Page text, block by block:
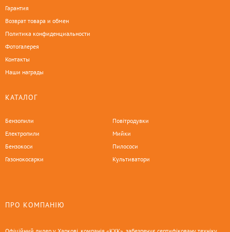
Гарантия
Возврат товара и обмен
Политика конфиденциальности
Фотогалерея
Контакты
Наши награды
КАТАЛОГ
Бензопили
Електропили
Бензокоси
Газонокосарки
Повітродувки
Мийки
Пилососи
Культиватори
ПРО КОМПАНІЮ